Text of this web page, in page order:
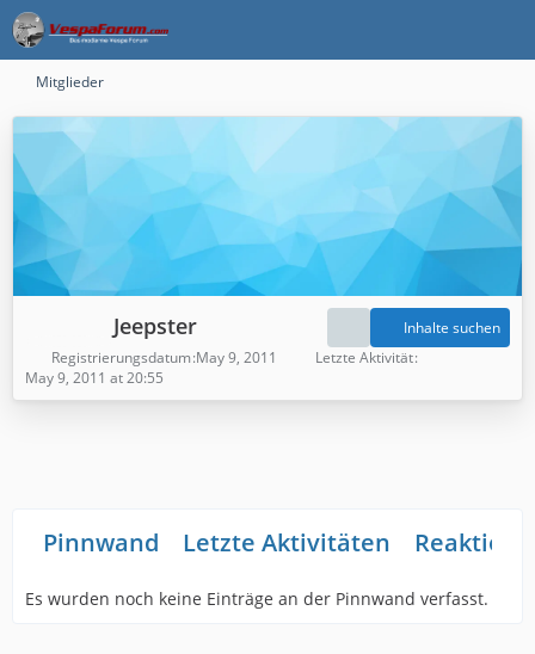
Mitglieder
Jeepster
Inhalte suchen
Registrierungsdatum May 9, 2011
Letzte Aktivität
May 9, 2011 at 20:55
Pinnwand Letzte Aktivitäten
Es wurden noch keine Einträge an der Pinnwand verfasst.